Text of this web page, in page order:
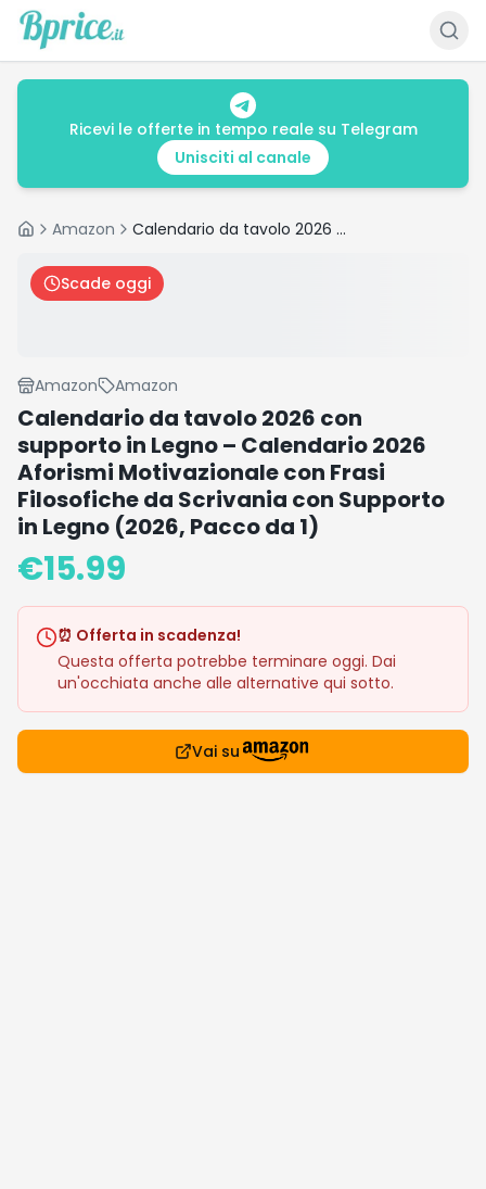
Ricevi le offerte in tempo reale su Telegram
Unisciti al canale
HomeAmazon Calendario da tavolo 2026 con supporto in Legno – Calendario 2026 Aforismi Motivazionale con Frasi Filosofiche da Scrivania con Supporto in Legno (2026, Pacco da 1)
Scade oggi
Amazon Amazon
Calendario da tavolo 2026 con
supporto in Legno – Calendario 2026
Aforismi Motivazionale con Frasi
Filosofiche da Scrivania con Supporto
in Legno (2026, Pacco da 1)
€15.99
⏰ Offerta in scadenza!
Questa offerta potrebbe terminare oggi. Dai
un'occhiata anche alle alternative qui sotto.
Vai su